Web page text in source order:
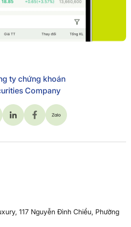
ty chứng khoán
Company
117 Nguyễn Đình Chiểu, Phường